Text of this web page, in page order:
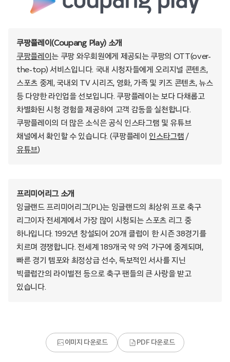
쿠팡플레이(Coupang Play) 소개
쿠팡플레이 는 쿠팡 와우회원에게 제공되는 쿠팡의 OTT(over-
the-top) 서비스입니다. 국내 시청자들에게 오리지널 콘텐츠,
스포츠 중계, 국내외 TV 시리즈, 영화, 가족 및 키즈 콘텐츠, 뉴스
등 다양한 라인업을 선보입니다. 쿠팡플레이는 보다 다채롭고
차별화된 시청 경험을 제공하여 고객 감동을 실천합니다.
쿠팡플레이의 더 많은 소식은 공식 인스타그램 및 유튜브
채널에서 확인할 수 있습니다. (쿠팡플레이 인스타그램 /
유튜브)
프리미어리그 소개
잉글랜드 프리미어리그(PL)는 잉글랜드의 최상위 프로 축구
리그이자 전세계에서 가장 많이 시청되는 스포츠 리그 중
하나입니다. 1992년 창설되어 20개 클럽이 한 시즌 38경기를
치르며 경쟁합니다. 전세계 189개국 약 9억 가구에 중계되며,
빠른 경기 템포와 최정상급 선수, 독보적인 서사를 지닌
빅클럽간의 라이벌전 등으로 축구 팬들의 큰 사랑을 받고
있습니다.
이미지 다운로드 PDF 다운로드